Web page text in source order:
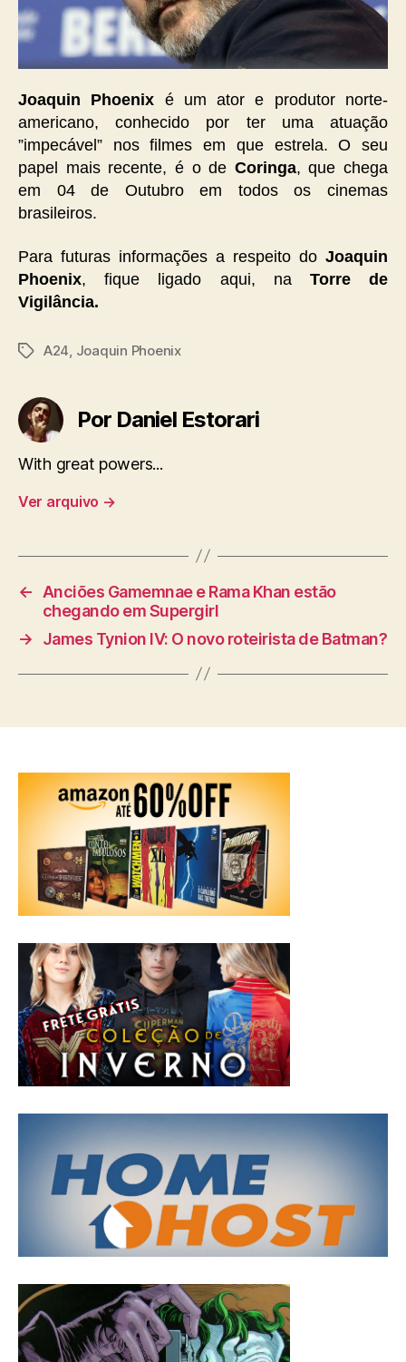
Joaquin Phoenix é um ator e produtor norte-
americano, conhecido por ter uma atuação
”impecável” nos filmes em que estrela. O seu
papel mais recente, é o de Coringa, que chega
em 04 de Outubro em todos os cinemas
brasileiros.
Para futuras informações a respeito do Joaquin
Phoenix, fique ligado aqui, naTorre de
Vigilância.
TagsA24, Joaquin Phoenix
Por Daniel Estorari
With great powers...
Ver arquivo →
←
Anciões Gamemnae e Rama Khan estão
chegando em Supergirl
→
James Tynion IV: O novo roteirista de Batman?